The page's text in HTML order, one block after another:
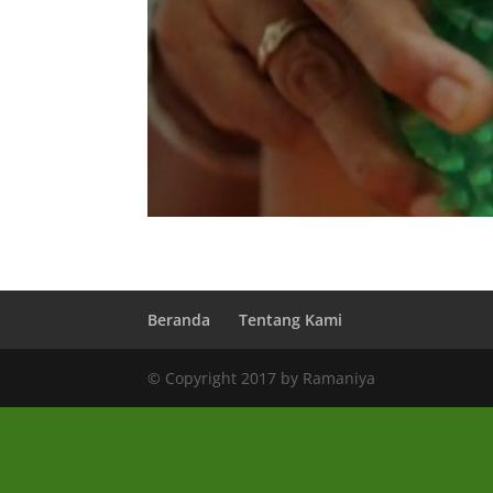
Beranda Tentang Kami
© Copyright 2017 by Ramaniya